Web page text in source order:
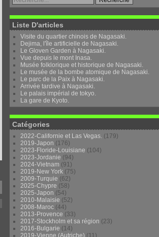
Liste D'articles
Visite du quartier chinois de Nagasaki.
Dejima, l'île artificielle de Nagasaki.
Le Gloven Garden à Nagasaki.
Vue depuis le mont Inasa.
Musée folklorique et historique de Nagasaki.
Le musée de la bombe atomique de Nagasaki.
Le parc de la Paix à Nagasaki.
Arrivée tardive à Nagasaki.
Le palais impérial de tokyo.
La gare de Kyoto.
Catégories
2022-Californie et Las Vegas. (179)
2019-Japon (176)
2023-Floride-Louisiane (104)
2023-Jordanie (94)
2024-Vietnam (91)
2019-New York (75)
2009-Turquie (62)
2025-Chypre (58)
2025-Japon (54)
2010-Malaisie (52)
2008-Maroc (44)
2013-Provence (33)
2017-Stockholm et sa région (23)
2016-Bulgarie (14)
2019-Vienne (Autriche) (11)